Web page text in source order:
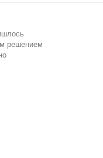
решением